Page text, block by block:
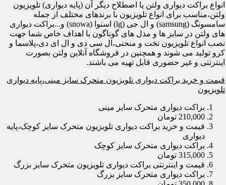
انواع براکت دیواری ولتن یا اصطلاح دیگر آن (پایه دیواری) تلویزیون
ولتن،مناسب برای انواع تلویزیون با برندهای مختلف از جمله
سامسونگ (samsung) و ال جی (lg) اسنوا (snowa) و...براکت دیواری
های ولتن در سایز ها و مدل های گوناگون با اهداف خاص شما جهت
نصب انواع تلویزیون تخت و منحنی،ال سی دی و ال ای دی،پلاسما و
کرو تولید می شوند و همچنین در فروشگاه آنلاین ولتن بصورت
اینترنتی و غیر حضوری قابل تهیه می باشند.
قیمت و خرید براکت دیواری تلویزیون متحرک سایز مینی،پایه دیواری
تلویزیون
براکت دیواری متحرک سایز مینی
210,000 تومان
قیمت و خرید براکت دیواری تلویزیون متحرک سایز کوچک،پایه
دیواری
براکت دیواری متحرک سایز کوچک
315,000 تومان
قیمت و اینترنتی براکت دیواری تلویزیون متحرک سایز بزرگ
براکت دیواری متحرک سایز بزرگ